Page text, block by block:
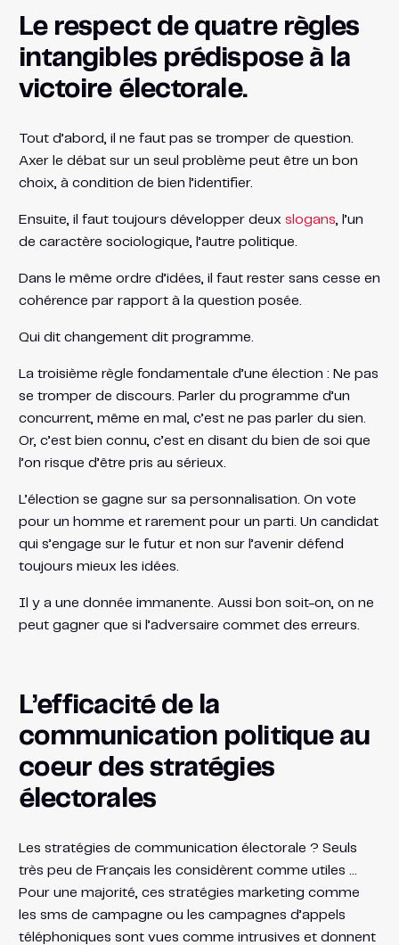
Le respect de quatre règles
intangibles prédispose à la
victoire électorale.
Tout d’abord, il ne faut pas se tromper de question.
Axer le débat sur un seul problème peut être un bon
choix, à condition de bien l’identifier.
Ensuite, il faut toujours développer deux slogans , l’un
de caractère sociologique, l’autre politique.
Dans le même ordre d’idées, il faut rester sans cesse en
cohérence par rapport à la question posée.
Qui dit changement dit programme.
La troisième règle fondamentale d’une élection : Ne pas
se tromper de discours. Parler du programme d’un
concurrent, même en mal, c’est ne pas parler du sien.
Or, c’est bien connu, c’est en disant du bien de soi que
l’on risque d’être pris au sérieux.
L’élection se gagne sur sa personnalisation. On vote
pour un homme et rarement pour un parti. Un candidat
qui s’engage sur le futur et non sur l’avenir défend
toujours mieux les idées.
Il y a une donnée immanente. Aussi bon soit-on, on ne
peut gagner que si l’adversaire commet des erreurs.
L’efficacité de la
communication politique au
coeur des stratégies
électorales
Les stratégies de communication électorale ? Seuls
très peu de Français les considèrent comme utiles …
Pour une majorité, ces stratégies marketing comme
les sms de campagne ou les campagnes d’appels
téléphoniques sont vues comme intrusives et donnent